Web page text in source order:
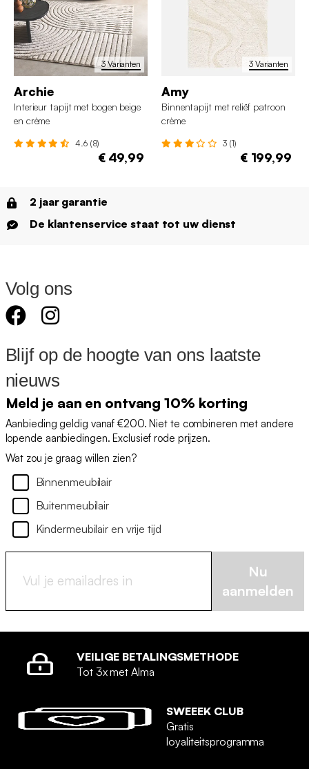
3 Varianten
Archie
Interieur tapijt met bogen beige
en crème
4.6 (8)
€ 49,99
3 Varianten
Amy
Binnentapijt met reliëf patroon
crème
3 (1)
€ 199,99
2 jaar garantie
De klantenservice staat tot uw dienst
Volg ons
Blijf op de hoogte van ons laatste
nieuws
Meld je aan en ontvang 10% korting
Aanbieding geldig vanaf €200. Niet te combineren met andere
lopende aanbiedingen. Exclusief rode prijzen.
Wat zou je graag willen zien?
Binnenmeubilair
Buitenmeubilair
Kindermeubilair en vrije tijd
Nu
aanmelden
VEILIGE BETALINGSMETHODE
Tot 3x met Alma
SWEEEK CLUB
Gratis
loyaliteitsprogramma